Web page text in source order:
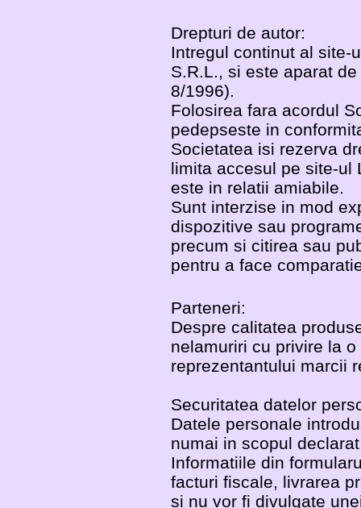
Drepturi de autor:
Intregul continut al site-
S.R.L., si este aparat
8/1996).
Folosirea fara acordul
pedepseste in
Societatea isi rezerva
limita accesul pe site-ul
este in relatii amiabile.
Sunt interzise in mod
dispozitive sau
precum si citirea sau
pentru a face
Parteneri:
Despre calitatea
nelamuriri cu privire la
reprezentantului marcii
Securitatea datelor
Datele personale
numai in scopul
Informatiile din
facturi fiscale, livrarea
si nu vor fi divulgate